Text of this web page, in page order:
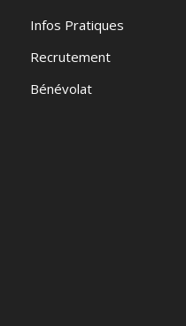
Infos Pratiques
Recrutement
Bénévolat